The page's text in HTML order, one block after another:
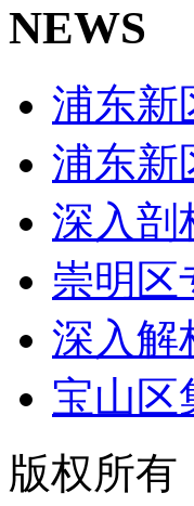
NEWS
浦东新
浦东新
深入剖
崇明区
深入解
宝山区
版权所有